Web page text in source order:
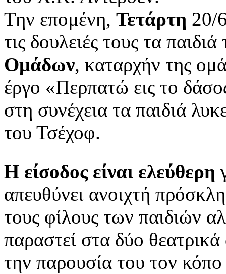
Την επομένη, Τετάρτη 20/
τις δουλειές τους τα
Ομάδων, καταρχήν της
έργο «Περπατώ εις το
στη συνέχεια τα παιδιά
του Τσέχοφ.
Η είσοδος είναι ελεύθερη
απευθύνει ανοιχτή
τους φίλους των παιδιών
παραστεί στα δύο
την παρουσία του τον